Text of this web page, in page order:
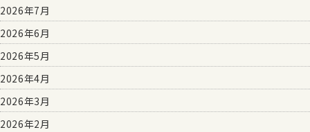
2026年7月
2026年6月
2026年5月
2026年4月
2026年3月
2026年2月